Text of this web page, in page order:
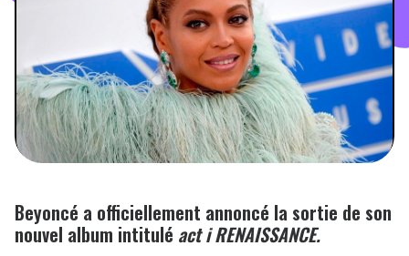
BONS PLANS
SOUTENEZ KULTT
Beyoncé a officiellement annoncé la sortie de son
nouvel album intitulé act i RENAISSANCE.